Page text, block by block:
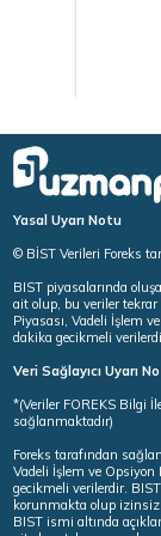
Yasal Uyarı Notu
© BİST Verileri Foreks
BIST piyasalarında
ait olup, bu veriler tekrar
Piyasası, Vadeli İşlem
dakika gecikmeli
Veri Sağlayıcı Uyarı
*(Veriler FOREKS Bilgi
sağlanmaktadır)
Foreks tarafından
Vadeli İşlem ve Opsiyon
gecikmeli verilerdir.
korunmakta olup
BIST ismi altında